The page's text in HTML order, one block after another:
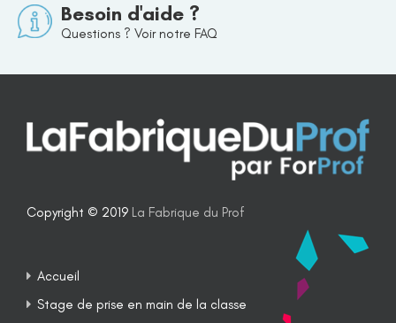
Besoin d'aide ?
Questions ? Voir notre FAQ
Copyright © 2019 La Fabrique du Prof
Accueil
Stage de prise en main de la classe